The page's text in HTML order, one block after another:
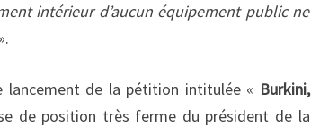
intérieur d’aucun équipement public ne
».
lancement de la pétition intitulée « Burkini,
de position très ferme du président de la